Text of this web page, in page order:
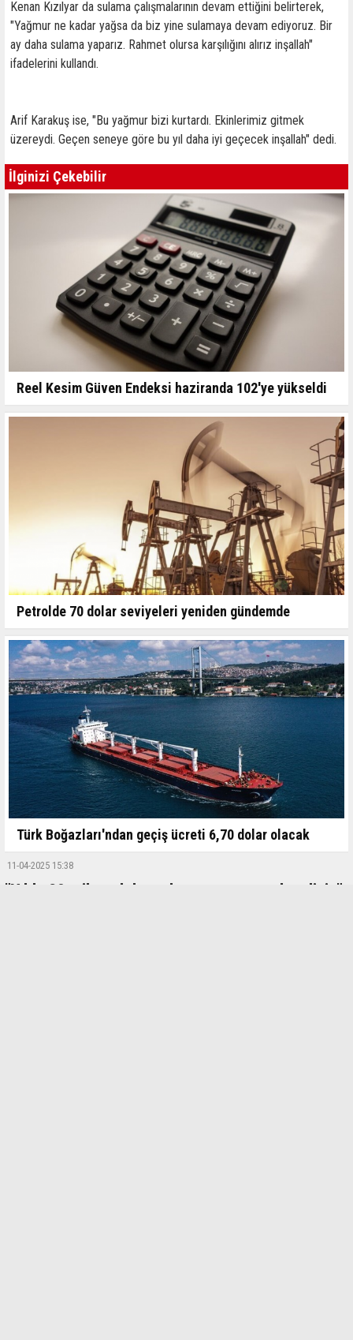
Kenan Kızılyar da sulama çalışmalarının devam ettiğini belirterek,
"Yağmur ne kadar yağsa da biz yine sulamaya devam ediyoruz. Bir
ay daha sulama yaparız. Rahmet olursa karşılığını alırız inşallah"
ifadelerini kullandı.
Arif Karakuş ise, "Bu yağmur bizi kurtardı. Ekinlerimiz gitmek
üzereydi. Geçen seneye göre bu yıl daha iyi geçecek inşallah" dedi.
İlginizi Çekebilir
Reel Kesim Güven Endeksi haziranda 102'ye yükseldi
Petrolde 70 dolar seviyeleri yeniden gündemde
Türk Boğazları'ndan geçiş ücreti 6,70 dolar olacak
11-04-2025 15:38
"Yılda 20 milyar dolar yabancı yatırım çekmeliyiz"